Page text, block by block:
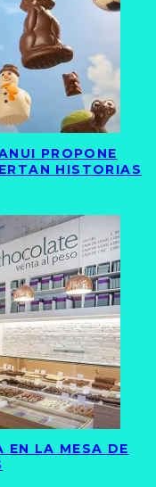
PROPONE
HISTORIAS
EN LA MESA DE